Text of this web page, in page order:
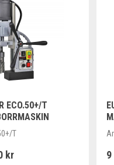
ECO.50+/T
T
kr